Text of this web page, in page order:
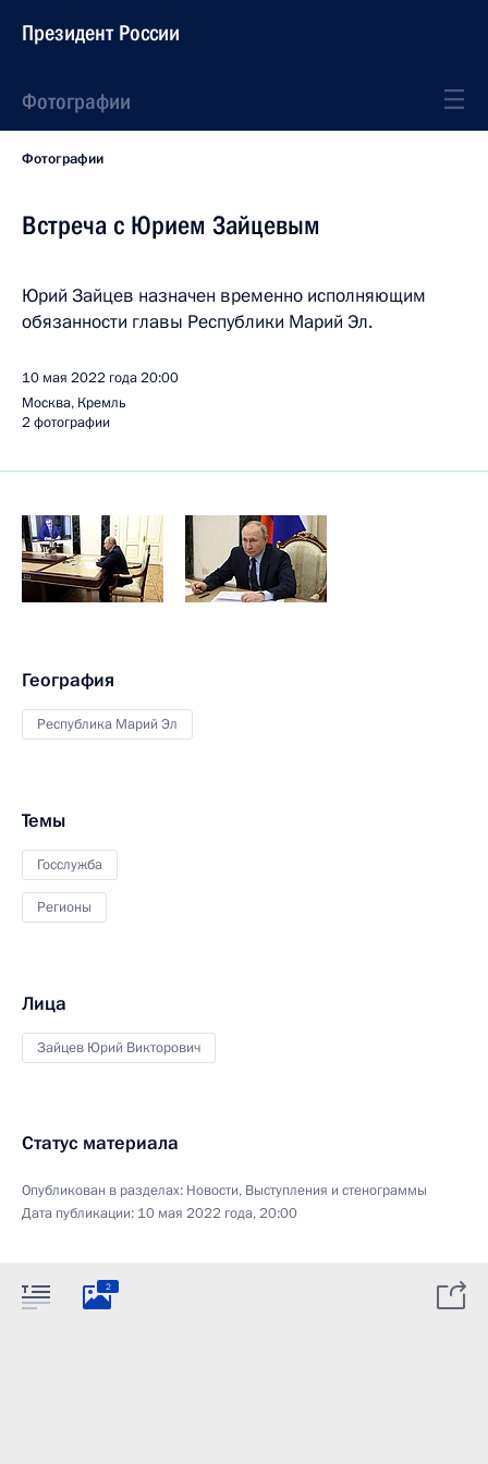
Президент России
Фотографии
Фотографии
Встреча с Юрием Зайцевым
Юрий Зайцев назначен временно исполняющим
обязанности главы Республики Марий Эл.
10 мая 2022 года20:00
Москва, Кремль
2 фотографии
География
Республика Марий Эл
Темы
Госслужба
Регионы
Лица
Зайцев Юрий Викторович
Статус материала
Опубликован в разделах: Новости, Выступления и стенограммы
Дата публикации: 10 мая 2022 года, 20:00
2